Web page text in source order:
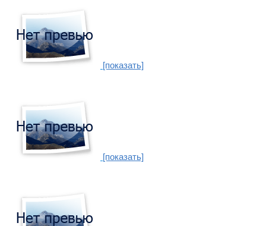
[показать]
[показать]